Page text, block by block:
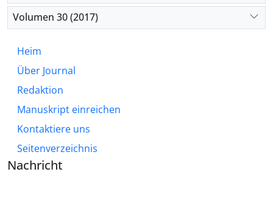
Volumen 30 (2017)
Heim
Über Journal
Redaktion
Manuskript einreichen
Kontaktiere uns
Seitenverzeichnis
Nachricht